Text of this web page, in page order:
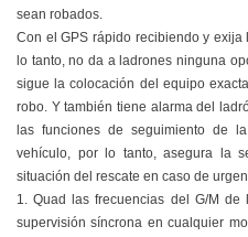
sean robados.
Con el GPS rápido recibiendo y
lo tanto, no da a ladrones ninguna
sigue la colocación del equipo
robo. Y también tiene alarma del
las funciones de seguimiento de
vehículo, por lo tanto, asegura la
situación del rescate en caso de
1. Quad las frecuencias del G/M
supervisión síncrona en cualquier